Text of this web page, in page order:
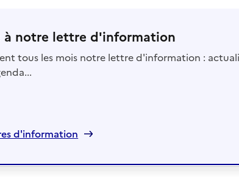
à notre lettre d'information
tous les mois notre lettre d'information :
d'information